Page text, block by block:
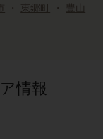
・ 東郷町 ・
豊山
情報